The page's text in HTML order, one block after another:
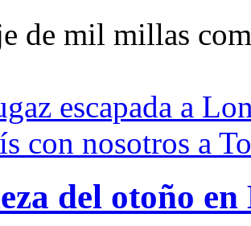
de mil millas
escapada a
con nosotros a
del otoño